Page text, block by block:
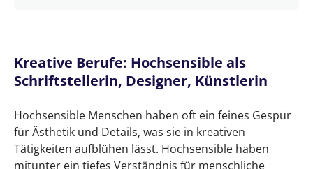
Kreative Berufe: Hochsensible als
Schriftstellerin, Designer, Künstlerin
Hochsensible Menschen haben oft ein feines Gespür
für Ästhetik und Details, was sie in kreativen
Tätigkeiten aufblühen lässt. Hochsensible haben
mitunter ein tiefes Verständnis für menschliche